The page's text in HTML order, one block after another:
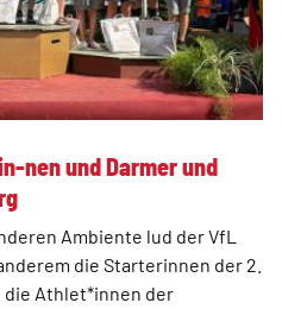
nen und Darmer und
Ambiente lud der VfL
die Starterinnen der 2.
die Athlet*innen der